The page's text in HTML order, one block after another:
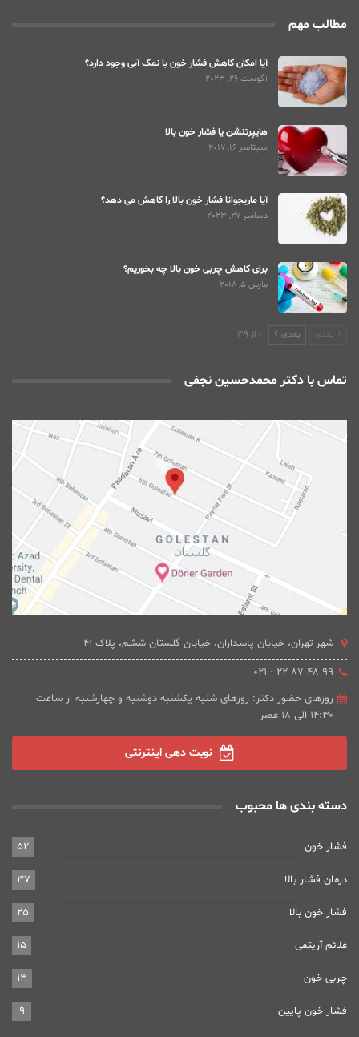
مطالب مهم
آیا امکان کاهش فشار خون با نمک آبی وجود دارد؟
آگوست 26, 2023
هایپرتنشن یا فشار خون بالا
سپتامبر 16, 2017
آیا ماریجوانا فشار خون بالا را کاهش می دهد؟
دسامبر 27, 2023
برای کاهش چربی خون بالا چه بخوریم؟
مارس 5, 2018
بعدی بعدی 1 از 39
تماس با دکتر محمدحسین نجفی
شهر تهران، خیابان پاسداران، خیابان گلستان ششم، پلاک 41
۹۹ ۴۸ ۸۷ ۲۲ - ۰۲۱
روزهای حضور دکتر: روزهای شنبه یکشنبه دوشنبه و چهارشنبه از ساعت
۱۴:۳۰ الی ۱۸ عصر
نوبت دهی اینترنتی
دسته بندی ها محبوب
فشار خون 52
درمان فشار بالا 37
فشار خون بالا 25
علائم آریتمی 15
چربی خون 13
فشار خون پایین 9